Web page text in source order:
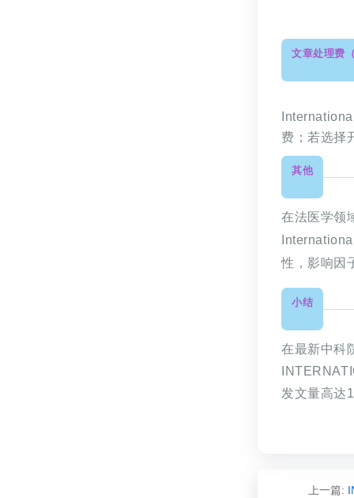
文章处理费
费；若选择
其他
在法医学领
性，影响因
小结
在最新中科
发文量高达
上一篇: